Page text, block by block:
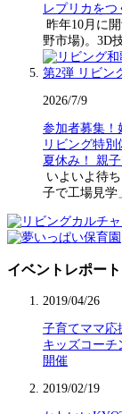
レプリカをつ
昨年10月に
野市場)。3D
2026/7/9
参加者募集！
リビング特別
夏休み！ 親
いよいよ待
子で工場見学
イベントレポート
2019/04/26
子育てママ応
キッズコーチ
開催
2019/02/19